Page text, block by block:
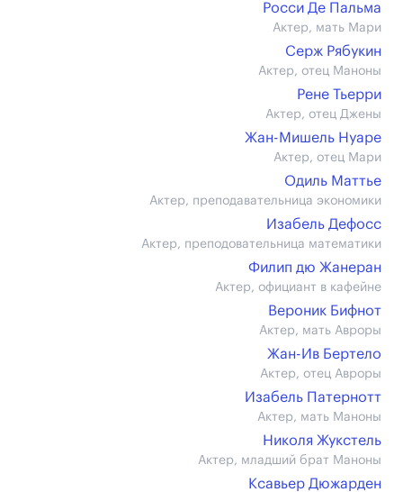
Росси Де Пальма
Актер, мать Мари
Серж Рябукин
Актер, отец Маноны
Рене Тьерри
Актер, отец Джены
Жан-Мишель Нуаре
Актер, отец Мари
Одиль Маттье
Актер, преподавательница экономики
Изабель Дефосс
Актер, преподовательница математики
Филип дю Жанеран
Актер, официант в кафейне
Вероник Бифнот
Актер, мать Авроры
Жан-Ив Бертело
Актер, отец Авроры
Изабель Патернотт
Актер, мать Маноны
Николя Жукстель
Актер, младший брат Маноны
Ксавьер Дюжарден